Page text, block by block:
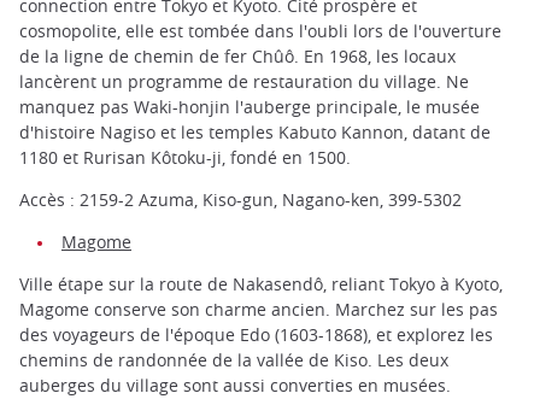
connection entre Tokyo et Kyoto. Cité prospère et
cosmopolite, elle est tombée dans l'oubli lors de l'ouverture
de la ligne de chemin de fer Chûô. En 1968, les locaux
lancèrent un programme de restauration du village. Ne
manquez pas Waki-honjin l'auberge principale, le musée
d'histoire Nagiso et les temples Kabuto Kannon, datant de
1180 et Rurisan Kôtoku-ji, fondé en 1500.
Accès : 2159-2 Azuma, Kiso-gun, Nagano-ken, 399-5302
Magome
Ville étape sur la route de Nakasendô, reliant Tokyo à Kyoto,
Magome conserve son charme ancien. Marchez sur les pas
des voyageurs de l'époque Edo (1603-1868), et explorez les
chemins de randonnée de la vallée de Kiso. Les deux
auberges du village sont aussi converties en musées.